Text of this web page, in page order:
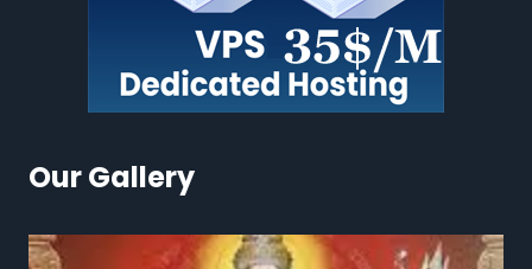
Our Gallery